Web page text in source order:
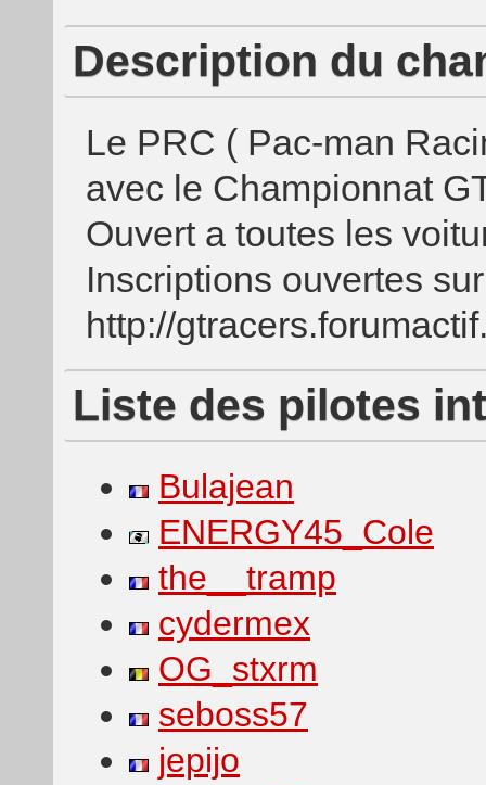
Description du
Le PRC ( Pac-man
avec le Championnat
Ouvert a toutes les
Inscriptions ouvertes sur
http://
Liste des pilotes
Bulajean
ENERGY45_Cole
the__tramp
cydermex
OG_stxrm
seboss57
jepijo